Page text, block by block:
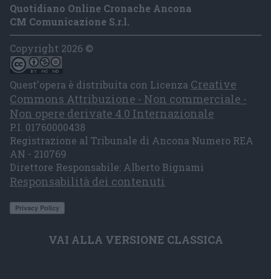
Quotidiano Online Cronache Ancona
CM Comunicazione S.r.l.
Copyright 2026 ©
Quest'opera è distribuita con Licenza Creative
Commons Attribuzione - Non commerciale -
Non opere derivate 4.0 Internazionale
P.I. 01760000438
Registrazione al Tribunale di Ancona Numero REA
AN - 210769
Direttore Responsabile: Alberto Bignami
Responsabilità dei contenuti
VAI ALLA VERSIONE CLASSICA